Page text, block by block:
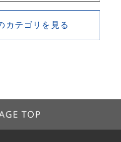
カテゴリを見る